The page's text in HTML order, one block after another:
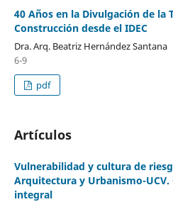
40 Años en la Divulgación de la
Construcción desde el IDEC
Dra. Arq. Beatriz Hernández Santana
6-9
pdf
Artículos
Vulnerabilidad y cultura de
Arquitectura y Urbanismo-
integral